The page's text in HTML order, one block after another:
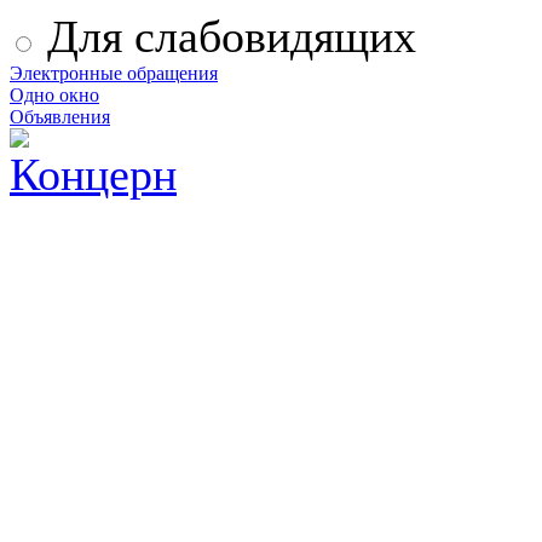
Для слабовидящих
Электронные обращения
Одно окно
Объявления